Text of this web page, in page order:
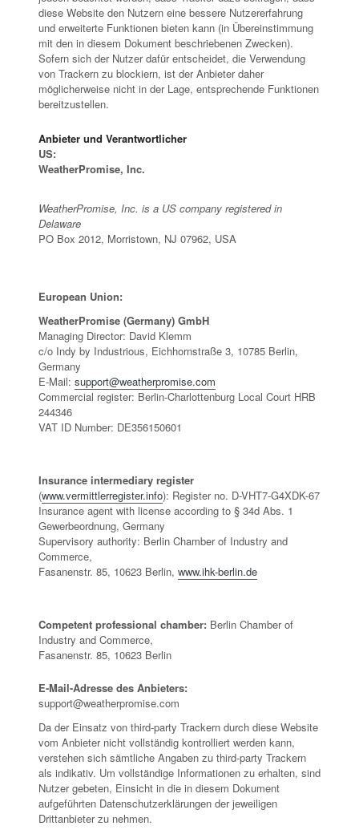
diese Website den Nutzern eine bessere Nutzererfahrung
und erweiterte Funktionen bieten kann (in Übereinstimmung
mit den in diesem Dokument beschriebenen Zwecken).
Sofern sich der Nutzer dafür entscheidet, die Verwendung
von Trackern zu blockiern, ist der Anbieter daher
möglicherweise nicht in der Lage, entsprechende Funktionen
bereitzustellen.
Anbieter und Verantwortlicher
US:
WeatherPromise, Inc.
WeatherPromise, Inc. is a US company registered in
Delaware
PO Box 2012, Morristown, NJ 07962, USA
European Union:
WeatherPromise (Germany) GmbH
Managing Director: David Klemm
c/o Indy by Industrious, Eichhornstraße 3, 10785 Berlin,
Germany
E-Mail: support@weatherpromise.com
Commercial register: Berlin-Charlottenburg Local Court HRB
244346
VAT ID Number: DE356150601
Insurance intermediary register
(www.vermittlerregister.info): Register no. D-VHT7-G4XDK-67
Insurance agent with license according to § 34d Abs. 1
Gewerbeordnung, Germany
Supervisory authority: Berlin Chamber of Industry and
Commerce,
Fasanenstr. 85, 10623 Berlin, www.ihk-berlin.de
Competent professional chamber: Berlin Chamber of
Industry and Commerce,
Fasanenstr. 85, 10623 Berlin
E-Mail-Adresse des Anbieters:
support@weatherpromise.com
Da der Einsatz von third-party Trackern durch diese Website
vom Anbieter nicht vollständig kontrolliert werden kann,
verstehen sich sämtliche Angaben zu third-party Trackern
als indikativ. Um vollständige Informationen zu erhalten, sind
Nutzer gebeten, Einsicht in die in diesem Dokument
aufgeführten Datenschutzerklärungen der jeweiligen
Drittanbieter zu nehmen.